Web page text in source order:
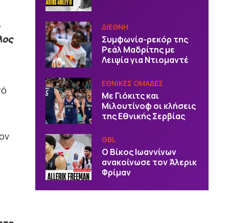
ΔΙΕΘΝΗ
Συμφωνία-ρεκόρ της
Ρεάλ Μαδρίτης με
Λειψία για Ντιομαντέ
EΘΝΙΚΕΣ OΜΑΔΕΣ
Με Γιόκιτς και
Μιλουτίνοφ οι κλήσεις
της Εθνικής Σερβίας
GBL
Ο Βίκος Ιωαννίνων
ανακοίνωσε τον Άλερικ
Φρίμαν